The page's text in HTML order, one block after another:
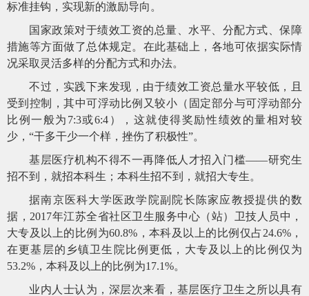
标准挂钩，实现新的激励导向。
国家政策对于绩效工资的总量、水平、分配方式、保障
措施等方面做了总体规定。在此基础上，各地可依据实际情
况采取灵活多样的分配方式和办法。
不过，实践下来发现，由于绩效工资总量水平较低，且
受到控制，其中可浮动比例又较小（固定部分与可浮动部分
比例一般为 7:3或6:4），这就使得奖励性绩效的量相对较
少，“干多干少一个样，挫伤了积极性”。
基层医疗机构不得不一再降低人才招入门槛——研究生
招不到，就招本科生；本科生招不到，就招大专生。
据南京医科大学医政学院副院长陈家应教授提供的数
据， 2017年江苏全省社区卫生服务中心（站）卫技人员中，
大专及以上的比例为60.8%，本科及以上的比例仅占24.6%，
在更基层的乡镇卫生院比例更低，大专及以上的比例仅为
53.2%，本科及以上的比例为17.1%。
业内人士认为，深层次来看，基层医疗卫生之所以具有